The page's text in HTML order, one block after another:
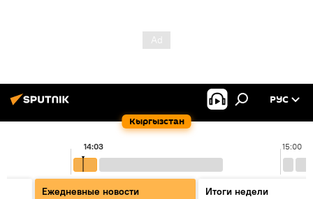
Кыргызстан
РУС
15:00
14:03
Ежедневные новости
Итоги недели